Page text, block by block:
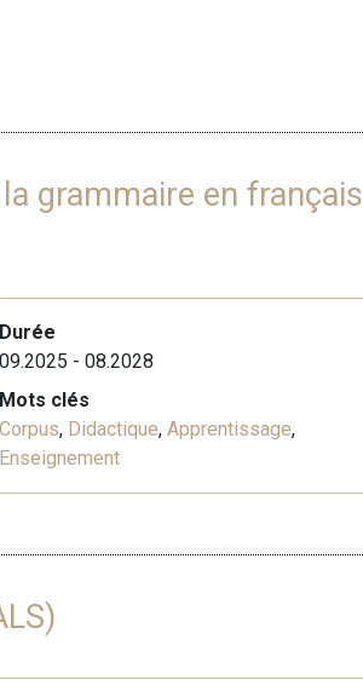
grammaire en français
Durée
09.2025 - 08.2028
Mots clés
Corpus, Didactique, Apprentissage,
Enseignement